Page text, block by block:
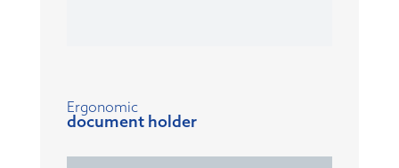
Ergonomic
document holder